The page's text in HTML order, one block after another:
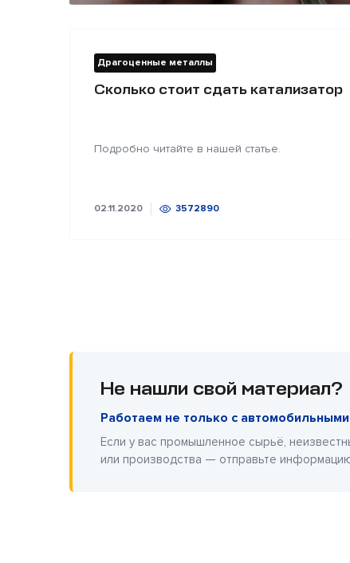
Драгоценные металлы
Сколько стоит сдать катализатор
Подробно читайте в нашей статье.
02.11.2020 3572890
Не нашли свой материал?
Работаем не только с
Если у вас промышленное сырьё,
или производства — отправьте